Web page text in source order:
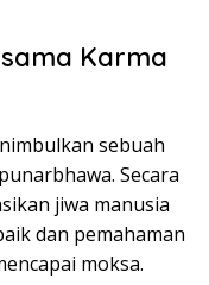
Karma
sebuah
Secara
jiwa manusia
dan pemahaman
moksa.